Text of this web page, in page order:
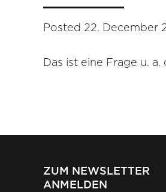
Posted 22. December
Das ist eine Frage u.
ZUM NEWSLETTER
ANMELDEN